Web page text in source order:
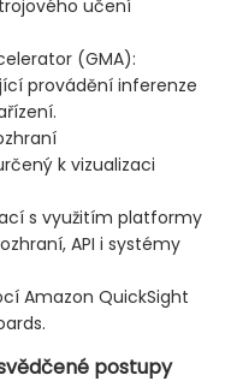
učení
(GMA):
provádění inferenze
k vizualizaci
s využitím platformy
API i systémy
Amazon QuickSight
postupy